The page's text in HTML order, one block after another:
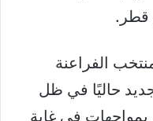
الفراعنة
حاليًا في ظل
في غاية